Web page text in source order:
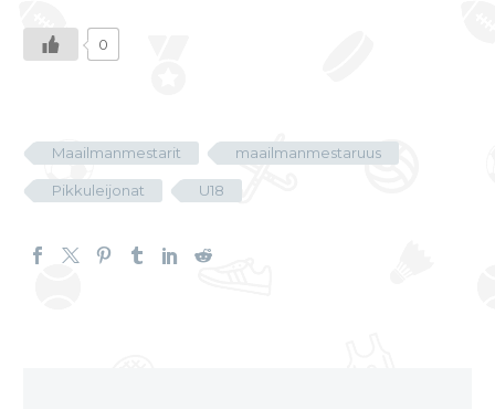
0
Maailmanmestarit maailmanmestaruus
Pikkuleijonat U18